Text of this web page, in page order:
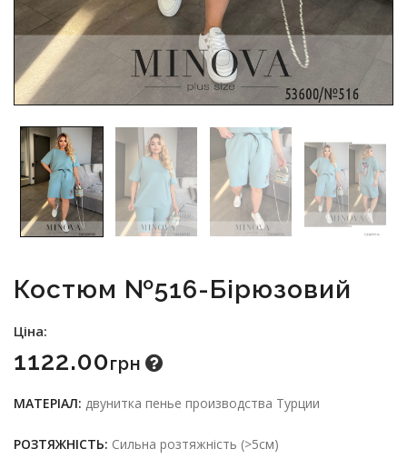
Костюм №516-Бірюзовий
Ціна:
1122.00Грн
МАТЕРІАЛ: двунитка пенье производства Турции
РОЗТЯЖНІСТЬ: Сильна розтяжність (>5см)